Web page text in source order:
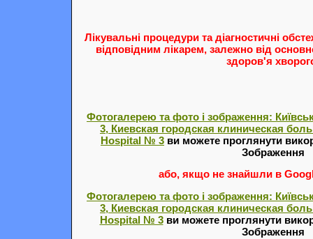
Лікувальні процедури та діагностичні
відповідним лікарем, залежно від
здоров'я
Фотогалерею та фото і зображення:
3, Киевская городская клиническая
Hospital № 3 ви можете проглянути
Зображення
або, якщо не знайшли в
Фотогалерею та фото і зображення:
3, Киевская городская клиническая
Hospital № 3ви можете проглянути
Зображення